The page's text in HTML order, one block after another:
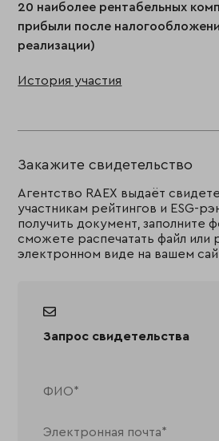
20 наиболее рентабельных
прибыли после
реализации)
История участия
Закажите свидетельство
Агентство RAEX выдаёт
участникам рейтингов и ESG-
получить документ, заполните
сможете распечатать файл или
электронном виде на вашем
Запрос свидетельства